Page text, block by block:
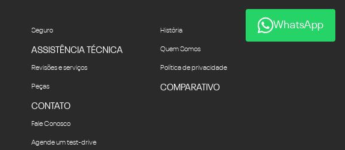
Seguro
ASSISTÊNCIA TÉCNICA
Revisões e serviços
Peças
CONTATO
Fale Conosco
Agende um test-drive
História
Quem Somos
Política de privacidade
COMPARATIVO
WhatsApp